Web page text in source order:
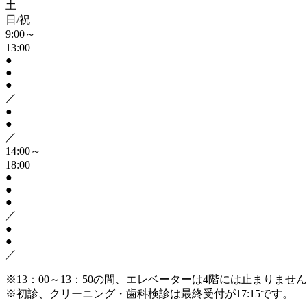
土
日/祝
9:00～
13:00
●
●
●
／
●
●
／
14:00～
18:00
●
●
●
／
●
●
／
※13：00～13：50の間、エレベーターは4階には止まりませ
※初診、クリーニング・歯科検診は最終受付が17:15です。